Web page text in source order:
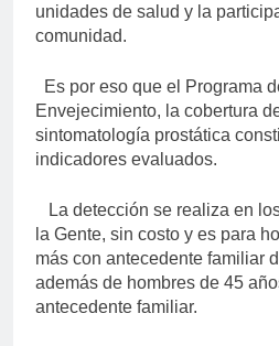
unidades de salud y la
comunidad.
Es por eso que el Programa
Envejecimiento, la cobertura
sintomatología prostática
indicadores evaluados.
La detección se realiza en
la Gente, sin costo y es para
más con antecedente familiar
además de hombres de 45
antecedente familiar.